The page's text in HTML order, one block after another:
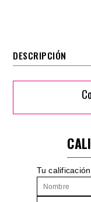
DESCRIPCIÓN
Tu